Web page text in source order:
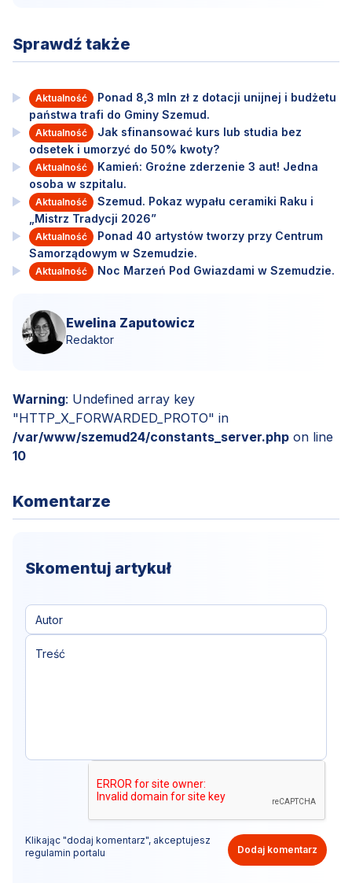
Sprawdź także
Aktualność
Ponad 8,3 mln zł z dotacji unijnej i budżetu
państwa trafi do Gminy Szemud.
Aktualność
Jak sfinansować kurs lub studia bez
odsetek i umorzyć do 50% kwoty?
Aktualność
Kamień: Groźne zderzenie 3 aut! Jedna
osoba w szpitalu.
Aktualność
Szemud. Pokaz wypału ceramiki Raku i
„Mistrz Tradycji 2026”
Aktualność
Ponad 40 artystów tworzy przy Centrum
Samorządowym w Szemudzie.
Aktualność Noc Marzeń Pod Gwiazdami w Szemudzie.
Ewelina Zaputowicz
Redaktor
Warning: Undefined array key
"HTTP_X_FORWARDED_PROTO" in
/var/www/szemud24/constants_server.php on line
10
Komentarze
Skomentuj artykuł
Klikając "dodaj komentarz", akceptujesz
regulamin portalu
Dodaj komentarz